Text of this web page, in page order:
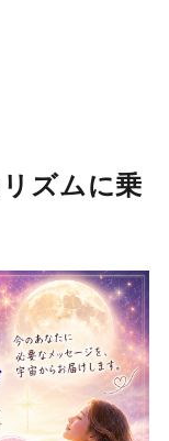
ズムに乗